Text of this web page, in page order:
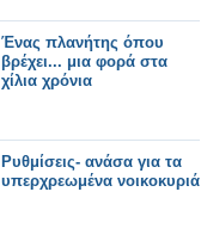
Ένας πλανήτης όπου
βρέχει... μια φορά στα
χίλια χρόνια
Ρυθμίσεις- ανάσα για τα
υπερχρεωμένα νοικοκυριά